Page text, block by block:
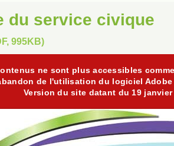
du service civique
995KB)